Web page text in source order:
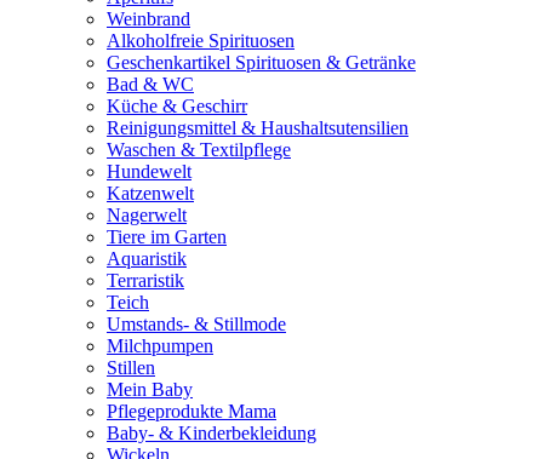
Weinbrand
Alkoholfreie Spirituosen
Geschenkartikel Spirituosen & Getränke
Bad & WC
Küche & Geschirr
Reinigungsmittel & Haushaltsutensilien
Waschen & Textilpflege
Hundewelt
Katzenwelt
Nagerwelt
Tiere im Garten
Aquaristik
Terraristik
Teich
Umstands- & Stillmode
Milchpumpen
Stillen
Mein Baby
Pflegeprodukte Mama
Baby- & Kinderbekleidung
Wickeln